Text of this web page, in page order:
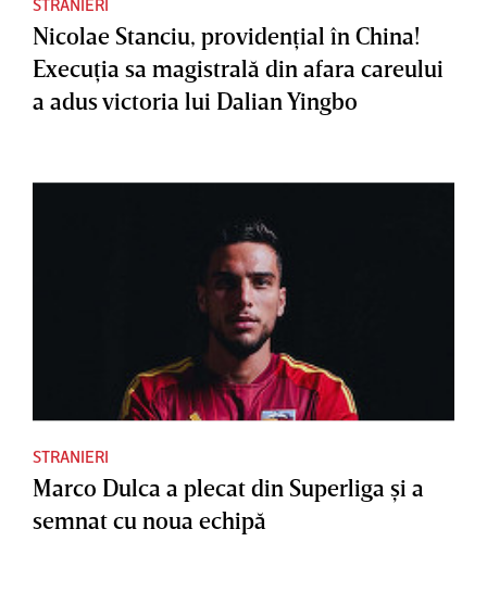
Nicolae Stanciu, providenţial în China!
Execuţia sa magistrală din afara careului
a adus victoria lui Dalian Yingbo
STRANIERI
Marco Dulca a plecat din Superliga şi a
semnat cu noua echipă